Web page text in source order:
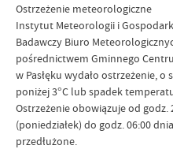
Ostrzeżenie meteorologiczne
Instytut Meteorologii i
Badawczy Biuro
pośrednictwem Gminnego
w Pasłęku wydało ostrzeżenie,
poniżej 3°C lub spadek
Ostrzeżenie obowiązuje od godz.
(poniedziałek) do godz. 06:00
przedłużone.